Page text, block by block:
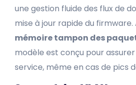
une gestion fluide des flux de
mise à jour rapide du firmware.
mémoire tampon des
modèle est conçu pour
service, même en cas de pics